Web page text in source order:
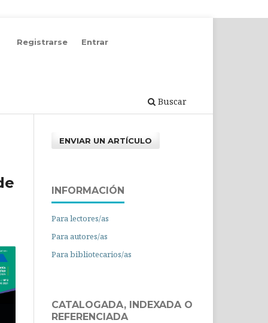
Buscar
Registrarse Entrar
ENVIAR UN ARTÍCULO
INFORMACIÓN
Para lectores/as
Para autores/as
Para bibliotecarios/as
CATALOGADA, INDEXADA O
REFERENCIADA